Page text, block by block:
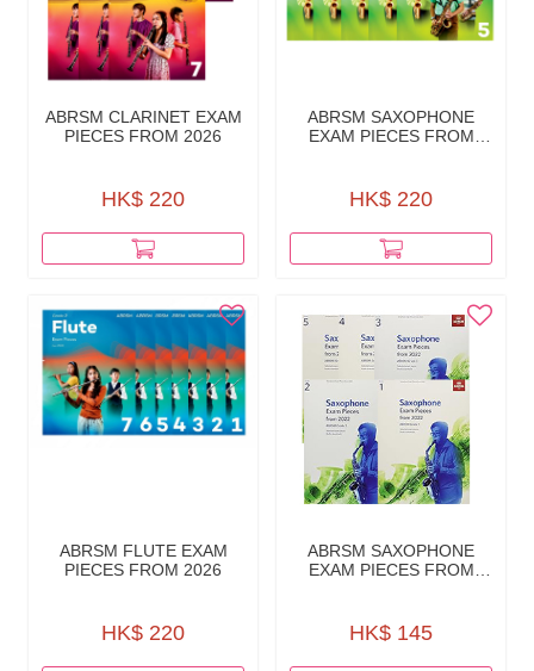
ABRSM CLARINET EXAM
PIECES FROM 2026
HK$ 220
ABRSM SAXOPHONE
EXAM PIECES FROM
HK$ 220
ABRSM FLUTE EXAM
PIECES FROM 2026
HK$ 220
ABRSM SAXOPHONE
EXAM PIECES FROM
HK$ 145